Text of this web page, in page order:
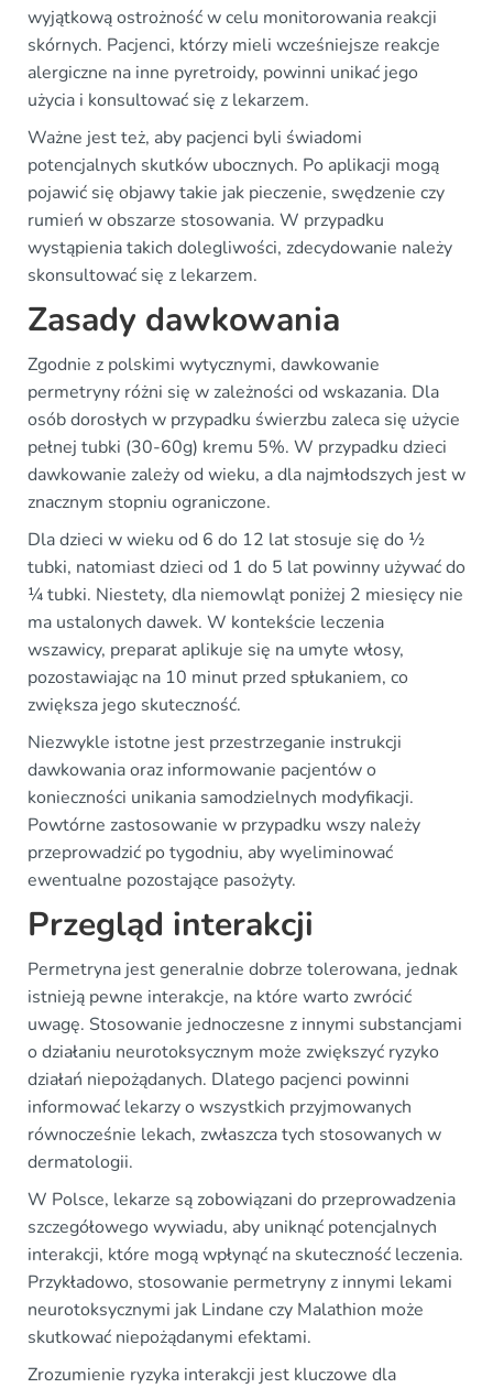
wyjątkową ostrożność w celu monitorowania reakcji
skórnych. Pacjenci, którzy mieli wcześniejsze reakcje
alergiczne na inne pyretroidy, powinni unikać jego
użycia i konsultować się z lekarzem.
Ważne jest też, aby pacjenci byli świadomi
potencjalnych skutków ubocznych. Po aplikacji mogą
pojawić się objawy takie jak pieczenie, swędzenie czy
rumień w obszarze stosowania. W przypadku
wystąpienia takich dolegliwości, zdecydowanie należy
skonsultować się z lekarzem.
Zasady dawkowania
Zgodnie z polskimi wytycznymi, dawkowanie
permetryny różni się w zależności od wskazania. Dla
osób dorosłych w przypadku świerzbu zaleca się użycie
pełnej tubki (30-60g) kremu 5%. W przypadku dzieci
dawkowanie zależy od wieku, a dla najmłodszych jest w
znacznym stopniu ograniczone.
Dla dzieci w wieku od 6 do 12 lat stosuje się do ½
tubki, natomiast dzieci od 1 do 5 lat powinny używać do
¼ tubki. Niestety, dla niemowląt poniżej 2 miesięcy nie
ma ustalonych dawek. W kontekście leczenia
wszawicy, preparat aplikuje się na umyte włosy,
pozostawiając na 10 minut przed spłukaniem, co
zwiększa jego skuteczność.
Niezwykle istotne jest przestrzeganie instrukcji
dawkowania oraz informowanie pacjentów o
konieczności unikania samodzielnych modyfikacji.
Powtórne zastosowanie w przypadku wszy należy
przeprowadzić po tygodniu, aby wyeliminować
ewentualne pozostające pasożyty.
Przegląd interakcji
Permetryna jest generalnie dobrze tolerowana, jednak
istnieją pewne interakcje, na które warto zwrócić
uwagę. Stosowanie jednoczesne z innymi substancjami
o działaniu neurotoksycznym może zwiększyć ryzyko
działań niepożądanych. Dlatego pacjenci powinni
informować lekarzy o wszystkich przyjmowanych
równocześnie lekach, zwłaszcza tych stosowanych w
dermatologii.
W Polsce, lekarze są zobowiązani do przeprowadzenia
szczegółowego wywiadu, aby uniknąć potencjalnych
interakcji, które mogą wpłynąć na skuteczność leczenia.
Przykładowo, stosowanie permetryny z innymi lekami
neurotoksycznymi jak Lindane czy Malathion może
skutkować niepożądanymi efektami.
Zrozumienie ryzyka interakcji jest kluczowe dla